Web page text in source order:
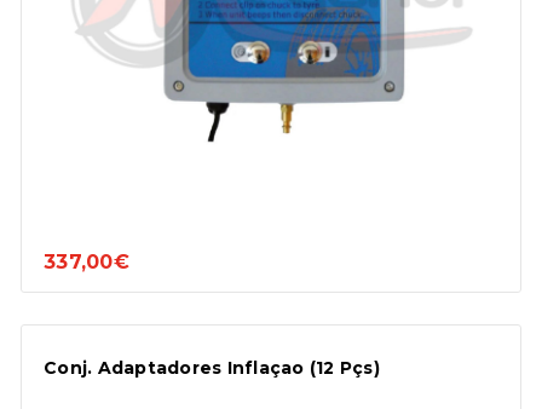
337,00€
Conj. Adaptadores Inflaçao (12 Pçs)